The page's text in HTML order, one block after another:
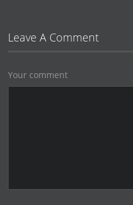
Leave A Comment
Your comment